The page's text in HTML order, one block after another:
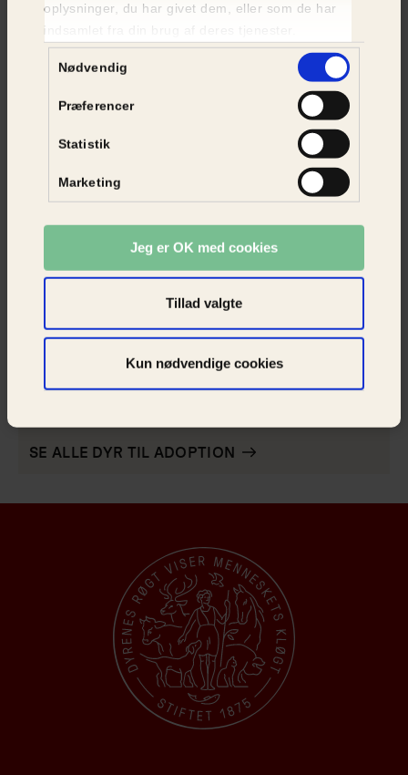
oplysninger, du har givet dem, eller som de har
Nødvendig
Præferencer
Statistik
Marketing
Jeg er OK med cookies
Tillad valgte
Kun nødvendige cookies
Katte til adoption
SE KATTE
SE ALLE DYR TIL ADOPTION